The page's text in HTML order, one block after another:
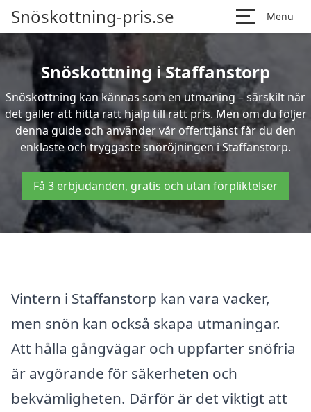
Snöskottning-pris.se Menu
Snöskottning i Staffanstorp
Snöskottning kan kännas som en utmaning – särskilt när
det gäller att hitta rätt hjälp till rätt pris. Men om du följer
denna guide och använder vår offerttjänst får du den
enklaste och tryggaste snöröjningen i Staffanstorp.
Få 3 erbjudanden, gratis och utan förpliktelser
Vintern i Staffanstorp kan vara vacker,
men snön kan också skapa utmaningar.
Att hålla gångvägar och uppfarter snöfria
är avgörande för säkerheten och
bekvämligheten. Därför är det viktigt att